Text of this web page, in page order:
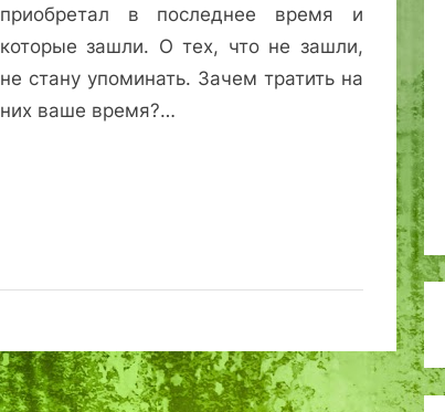
приобретал в последнее время и
которые зашли. О тех, что не зашли,
не стану упоминать. Зачем тратить на
них ваше время?…